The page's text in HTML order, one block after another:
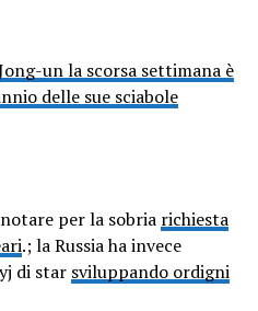
un la scorsa settimana è
delle sue sciabole
per la sobria richiesta
.; la Russia ha invece
di star sviluppando ordigni